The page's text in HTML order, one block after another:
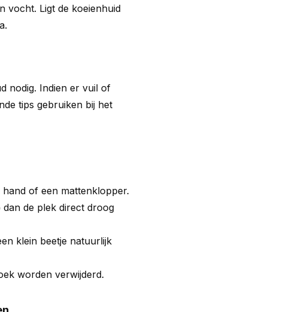
vocht. Ligt de koeienhuid
nodig. Indien er vuil of
tips gebruiken bij het
of een mattenklopper.
de plek direct droog
klein beetje natuurlijk
worden verwijderd.